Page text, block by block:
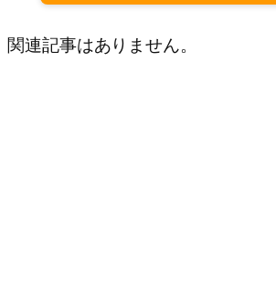
関連記事はありません。